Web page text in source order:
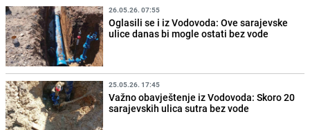
26.05.26. 07:55
Oglasili se i iz Vodovoda: Ove sarajevske
ulice danas bi mogle ostati bez vode
25.05.26. 17:45
Važno obavještenje iz Vodovoda: Skoro 20
sarajevskih ulica sutra bez vode